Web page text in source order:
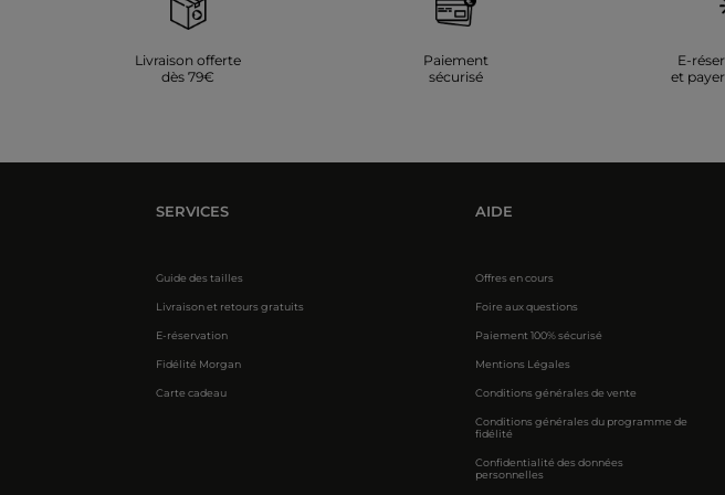
Livraison offerte
dès 79€
Paiement
sécurisé
E-
et
SERVICES
Guide des tailles
Livraison et retours gratuits
E-réservation
Fidélité Morgan
Carte cadeau
AIDE
Offres en cours
Foire aux questions
Paiement 100% sécurisé
Mentions Légales
Conditions générales de vente
Conditions générales du programme de
fidélité
Confidentialité des données
personnelles